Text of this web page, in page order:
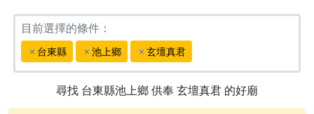
目前選擇的條件：
台東縣 池上鄉 玄壇真君
尋找 台東縣池上鄉供奉 玄壇真君 的好廟